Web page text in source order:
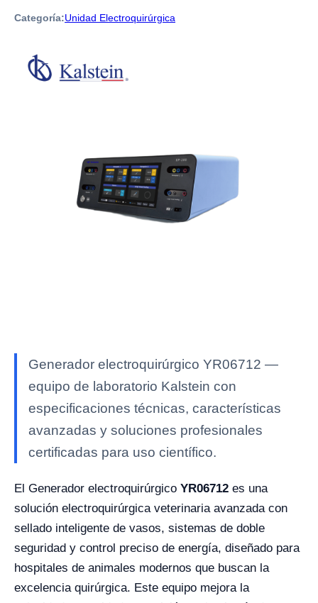
Categoría:Unidad Electroquirúrgica
Generador electroquirúrgico YR06712 —
equipo de laboratorio Kalstein con
especificaciones técnicas, características
avanzadas y soluciones profesionales
certificadas para uso científico.
El Generador electroquirúrgico YR06712 es una
solución electroquirúrgica veterinaria avanzada con
sellado inteligente de vasos, sistemas de doble
seguridad y control preciso de energía, diseñado para
hospitales de animales modernos que buscan la
excelencia quirúrgica. Este equipo mejora la